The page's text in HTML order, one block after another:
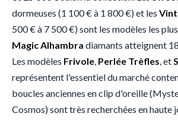
dormeuses (1 100 € à 1 800 €) et les
500 € à 7 500 €) sont les modèles les
Magic Alhambra diamants atteignent
Les modèles Frivole, Perlée Trèfles, et
représentent l'essentiel du marché
boucles anciennes en clip d'oreille
Cosmos) sont très recherchées en haute